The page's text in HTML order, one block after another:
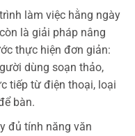
làm việc hằng ngày
là giải pháp nâng
thực hiện đơn giản:
dùng soạn thảo,
tiếp từ điện thoại, loại
bàn.
đủ tính năng văn